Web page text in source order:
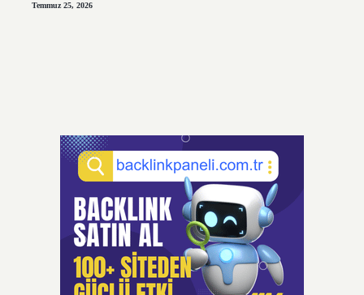
Temmuz 25, 2026